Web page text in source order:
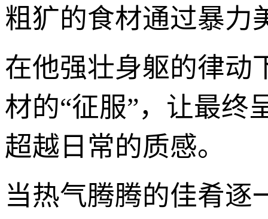
粗犷的食材通过暴力
在他强壮身躯的律动
材的“征服”，让最终
超越日常的质感。
当热气腾腾的佳肴逐